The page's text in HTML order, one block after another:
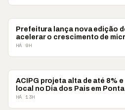
PONTA GROSSA
Prefeitura lança nova edição
acelerar o crescimento de
HÁ 9H
PONTA GROSSA
ACIPG projeta alta de até 8%
local no Dia dos Pais em
HÁ 13H